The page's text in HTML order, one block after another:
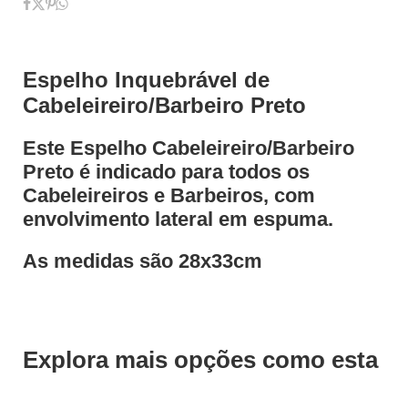
Espelho Inquebrável de
Cabeleireiro/Barbeiro Preto
Este Espelho Cabeleireiro/Barbeiro
Preto é indicado para todos os
Cabeleireiros e Barbeiros, com
envolvimento lateral em espuma.
As medidas são 28x33cm
Explora mais opções como esta